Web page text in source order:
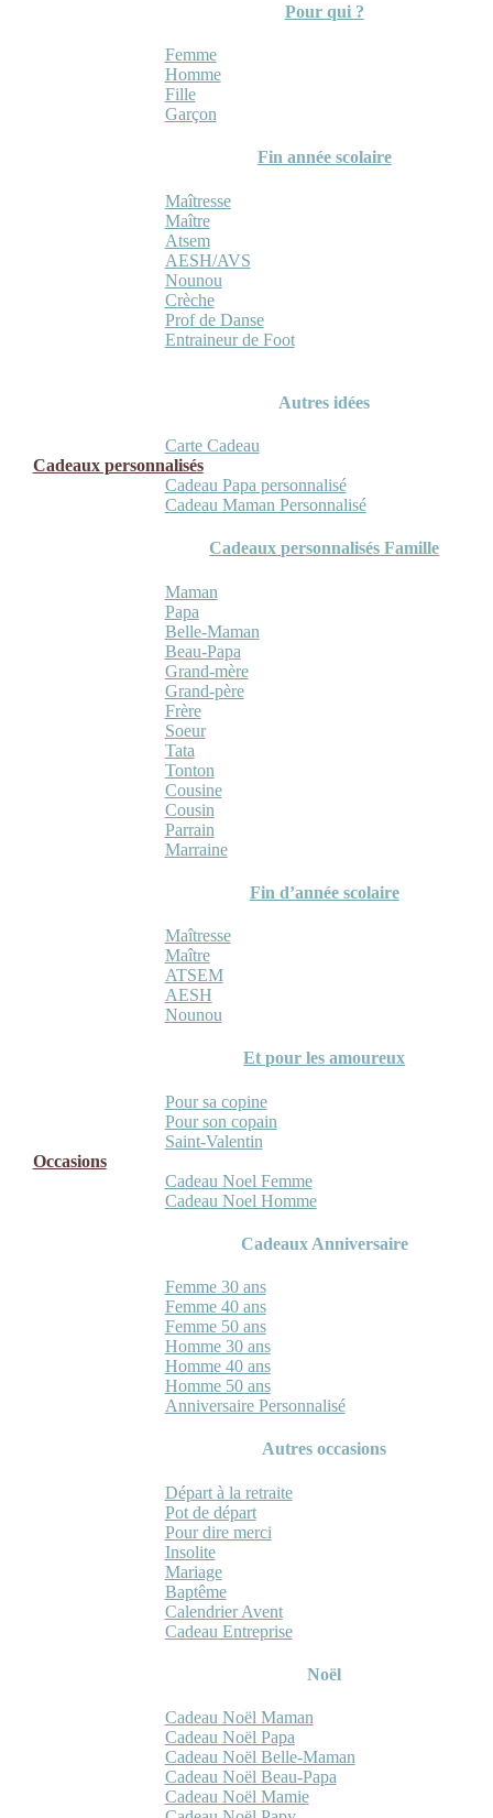
Pour qui ?
Femme
Homme
Fille
Garçon
Fin année scolaire
Maîtresse
Maître
Atsem
AESH/AVS
Nounou
Crèche
Prof de Danse
Entraineur de Foot
Autres idées
Carte Cadeau
Cadeaux personnalisés
Cadeau Papa personnalisé
Cadeau Maman Personnalisé
Cadeaux personnalisés Famille
Maman
Papa
Belle-Maman
Beau-Papa
Grand-mère
Grand-père
Frère
Soeur
Tata
Tonton
Cousine
Cousin
Parrain
Marraine
Fin d’année scolaire
Maîtresse
Maître
ATSEM
AESH
Nounou
Et pour les amoureux
Pour sa copine
Pour son copain
Saint-Valentin
Occasions
Cadeau Noel Femme
Cadeau Noel Homme
Cadeaux Anniversaire
Femme 30 ans
Femme 40 ans
Femme 50 ans
Homme 30 ans
Homme 40 ans
Homme 50 ans
Anniversaire Personnalisé
Autres occasions
Départ à la retraite
Pot de départ
Pour dire merci
Insolite
Mariage
Baptême
Calendrier Avent
Cadeau Entreprise
Noël
Cadeau Noël Maman
Cadeau Noël Papa
Cadeau Noël Belle-Maman
Cadeau Noël Beau-Papa
Cadeau Noël Mamie